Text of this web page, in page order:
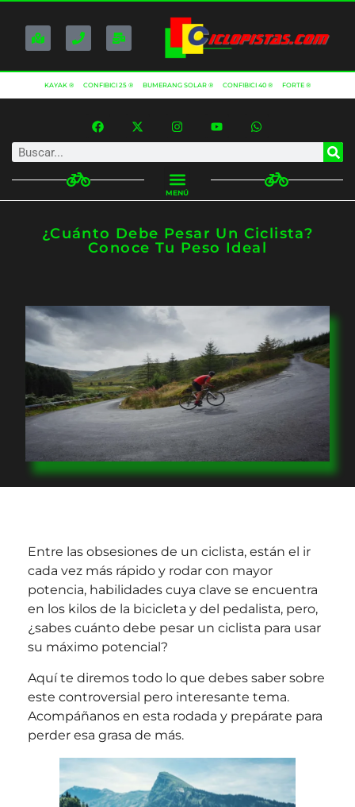
KAYAK ® CONFIBICI 25 ® BUMERANG SOLAR ® CONFIBICI 40 ® FORTE ®
MENÚ
¿Cuánto Debe Pesar Un Ciclista?
Conoce Tu Peso Ideal
Entre las obsesiones de un ciclista, están el ir
cada vez más rápido y rodar con mayor
potencia, habilidades cuya clave se encuentra
en los kilos de la bicicleta y del pedalista, pero,
¿sabes cuánto debe pesar un ciclista para usar
su máximo potencial?
Aquí te diremos todo lo que debes saber sobre
este controversial pero interesante tema.
Acompáñanos en esta rodada y prepárate para
perder esa grasa de más.